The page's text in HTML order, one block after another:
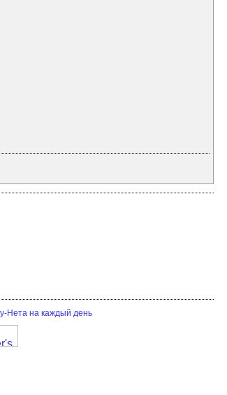
Нета на каждый день